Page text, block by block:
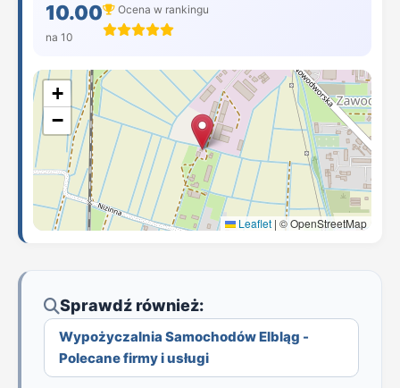
10.00
na 10
Ocena w rankingu
+
−
Leaflet | © OpenStreetMap
Sprawdź również:
Wypożyczalnia Samochodów Elbląg -
Polecane firmy i usługi